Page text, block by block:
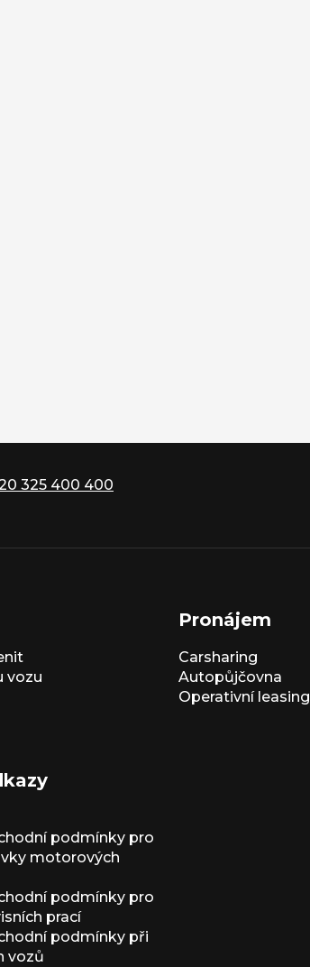
325 400 400
vozu
Pronájem
Carsharing
Autopůjčovna
Operativní leasing
podmínky pro
motorových
podmínky pro
prací
podmínky při
vozů